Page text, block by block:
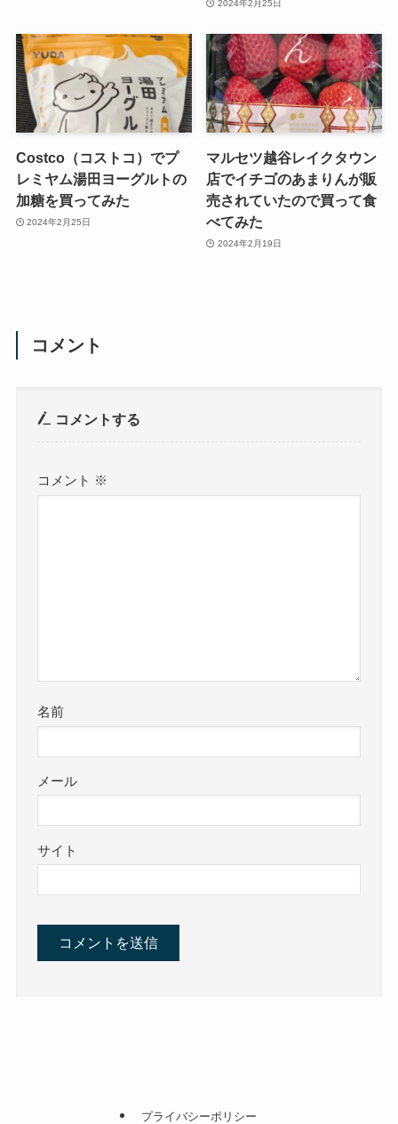
2024年2月25日
Costco（コストコ）でプ
レミヤム湯田ヨーグルトの
加糖を買ってみた
2024年2月25日
マルセツ越谷レイクタウン
店でイチゴのあまりんが販
売されていたので買って食
べてみた
2024年2月19日
コメント
コメントする
コメント ※
名前
メール
サイト
プライバシーポリシー